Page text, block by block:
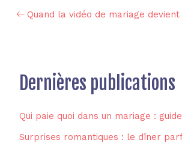
Quand la vidéo de mariage
Dernières publications
Qui paie quoi dans un mariage :
Surprises romantiques : le dîner